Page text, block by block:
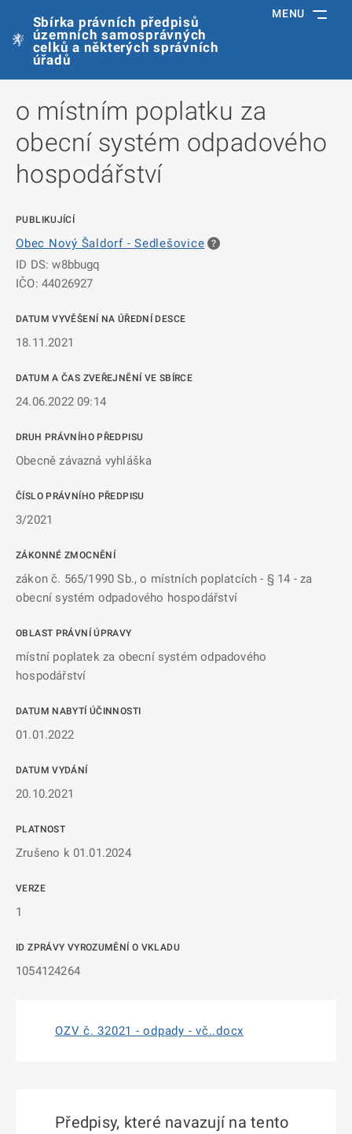
Sbírka právních předpisů
územních samosprávných
celků a některých správních
úřadů
MENU
o místním poplatku za
obecní systém odpadového
hospodářství
PUBLIKUJÍCÍ
Obec Nový Šaldorf - Sedlešovice
ID DS: w8bbugq
IČO: 44026927
DATUM VYVĚŠENÍ NA ÚŘEDNÍ DESCE
18.11.2021
DATUM A ČAS ZVEŘEJNĚNÍ VE SBÍRCE
24.06.2022 09:14
DRUH PRÁVNÍHO PŘEDPISU
Obecně závazná vyhláška
ČÍSLO PRÁVNÍHO PŘEDPISU
3/2021
ZÁKONNÉ ZMOCNĚNÍ
zákon č. 565/1990 Sb., o místních poplatcích - § 14 - za
obecní systém odpadového hospodářství
OBLAST PRÁVNÍ ÚPRAVY
místní poplatek za obecní systém odpadového
hospodářství
DATUM NABYTÍ ÚČINNOSTI
01.01.2022
DATUM VYDÁNÍ
20.10.2021
PLATNOST
Zrušeno k 01.01.2024
VERZE
1
ID ZPRÁVY VYROZUMĚNÍ O VKLADU
1054124264
OZV č. 32021 - odpady - vč..docx
Předpisy, které navazují na tento